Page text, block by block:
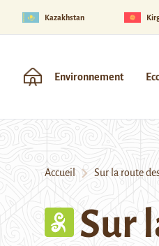
Kazakhstan
Environnement
Accueil Sur la route
Sur